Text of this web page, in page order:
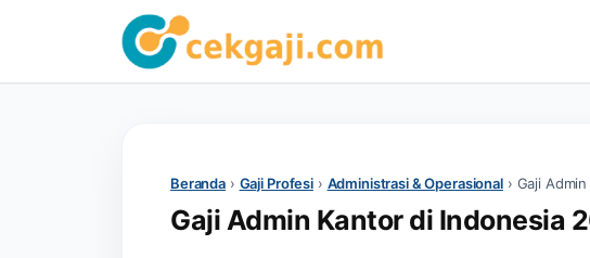
Beranda › Gaji Profesi› Administrasi & Operasional› Gaji
Gaji Admin Kantor di Indonesia